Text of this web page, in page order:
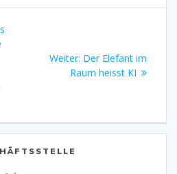
Weiter: Nächster
Beitrag:
Der Elefant im
Raum heisst KI